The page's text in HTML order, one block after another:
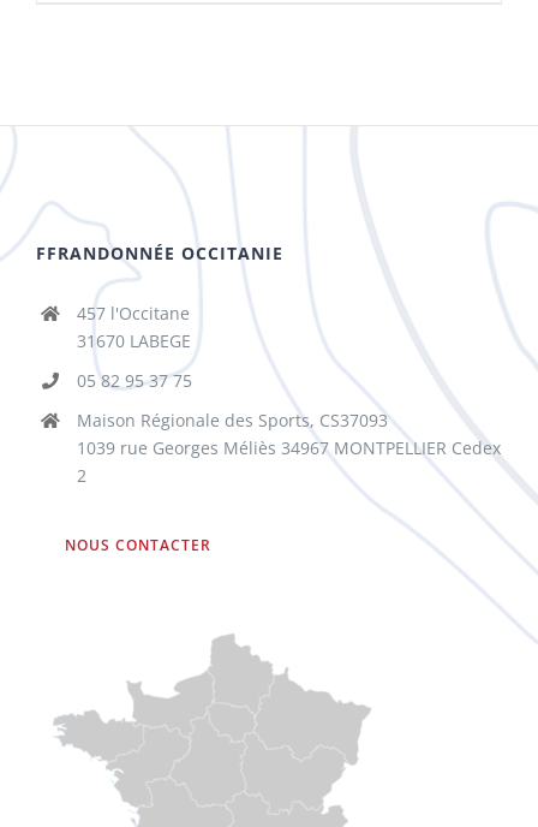
FFRANDONNÉE OCCITANIE
457 l'Occitane
31670 LABEGE
05 82 95 37 75
Maison Régionale des Sports, CS37093
1039 rue Georges Méliès 34967 MONTPELLIER Cedex
2
NOUS CONTACTER